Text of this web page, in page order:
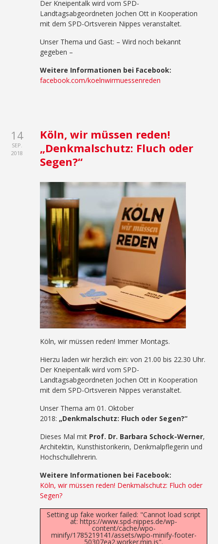
Der Kneipentalk wird vom SPD-
Landtagsabgeordneten Jochen Ott in Kooperation
mit dem SPD-Ortsverein Nippes veranstaltet.
Unser Thema und Gast: – Wird noch bekannt
gegeben –
Weitere Informationen bei Facebook:
facebook.com/koelnwirmuessenreden
14
SEP.
2018
Köln, wir müssen reden!
„Denkmalschutz: Fluch oder
Segen?“
Köln, wir müssen reden! Immer Montags.
Hierzu laden wir herzlich ein: von 21.00 bis 22.30 Uhr.
Der Kneipentalk wird vom SPD-
Landtagsabgeordneten Jochen Ott in Kooperation
mit dem SPD-Ortsverein Nippes veranstaltet.
Unser Thema am 01. Oktober
2018: „Denkmalschutz: Fluch oder Segen?“
Dieses Mal mit Prof. Dr. Barbara Schock-Werner,
Architektin, Kunsthistorikerin, Denkmalpflegerin und
Hochschullehrerin.
Weitere Informationen bei Facebook:
Köln, wir müssen reden! Denkmalschutz: Fluch oder
Segen?
Setting up fake worker failed: "Cannot load script
at: https://www.spd-nippes.de/wp-
content/cache/wpo-
minify/1785219141/assets/wpo-minify-footer-
50307ea2.worker.min.js".